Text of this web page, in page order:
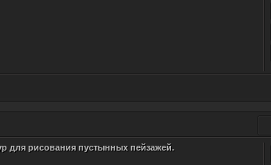
для рисования пустынных пейзажей.